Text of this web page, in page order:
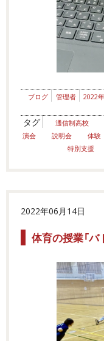
ブログ 管理者 2022
タグ 通信制高校
演会
説明会 体験
特別支援
2022年06月14日
体育の授業「バ